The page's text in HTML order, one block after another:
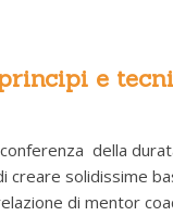
e
della
creare solidissime
di mentor